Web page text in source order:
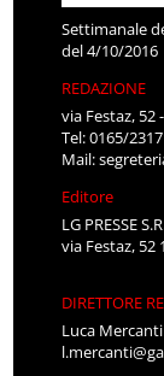
Settimanale
del 4/10/2016
REDAZIONE
via Festaz, 52
Tel: 0165/
Mail:
Editore
LG PRESSE
via Festaz, 52
DIRETTORE
Luca Mercanti